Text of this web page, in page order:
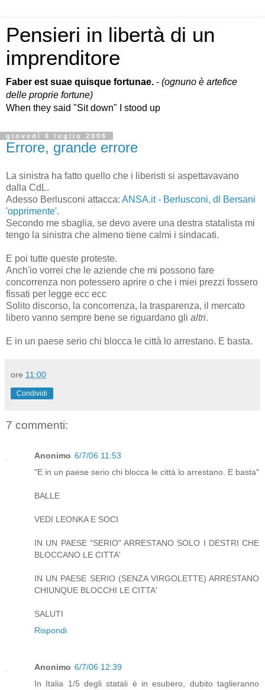
Pensieri in libertà di un
imprenditore
Faber est suae quisque fortunae. - (ognuno è artefice
delle proprie fortune)
When they said "Sit down" I stood up
giovedì 6 luglio 2006
Errore, grande errore
La sinistra ha fatto quello che i liberisti si aspettavavano
dalla CdL.
Adesso Berlusconi attacca: ANSA.it - Berlusconi, dl Bersani
'opprimente'.
Secondo me sbaglia, se devo avere una destra statalista mi
tengo la sinistra che almeno tiene calmi i sindacati.
E poi tutte queste proteste.
Anch'io vorrei che le aziende che mi possono fare
concorrenza non potessero aprire o che i miei prezzi fossero
fissati per legge ecc ecc
Solito discorso, la concorrenza, la trasparenza, il mercato
libero vanno sempre bene se riguardano gli altri.
E in un paese serio chi blocca le città lo arrestano. E basta.
ore 11:00
Condividi
7 commenti:
Anonimo 6/7/06 11:53
"E in un paese serio chi blocca le città lo arrestano. E basta"
BALLE
VEDI LEONKA E SOCI
IN UN PAESE "SERIO" ARRESTANO SOLO I DESTRI CHE
BLOCCANO LE CITTA'
IN UN PAESE SERIO (SENZA VIRGOLETTE) ARRESTANO
CHIUNQUE BLOCCHI LE CITTA'
SALUTI
Rispondi
Anonimo 6/7/06 12:39
In Italia 1/5 degli statali è in esubero, dubito taglieranno